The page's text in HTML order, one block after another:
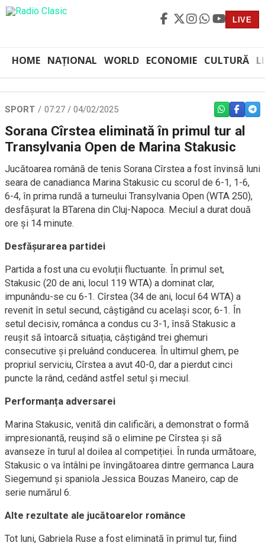
LIVE
HOME NAȚIONAL WORLD ECONOMIE CULTURĂ
SPORT 07:27 / 04/02/2025 WHATSAPP
Sorana Cîrstea eliminată în primul tur al
Transylvania Open de Marina Stakusic
Jucătoarea română de tenis Sorana Cîrstea a fost învinsă luni
seara de canadianca Marina Stakusic cu scorul de 6-1, 1-6,
6-4, în prima rundă a turneului Transylvania Open (WTA 250),
desfășurat la BTarena din Cluj-Napoca. Meciul a durat două
ore și 14 minute.
Desfășurarea partidei
Partida a fost una cu evoluții fluctuante. În primul set,
Stakusic (20 de ani, locul 119 WTA) a dominat clar,
impunându-se cu 6-1. Cîrstea (34 de ani, locul 64 WTA) a
revenit în setul secund, câștigând cu același scor, 6-1. În
setul decisiv, românca a condus cu 3-1, însă Stakusic a
reușit să întoarcă situația, câștigând trei ghemuri
consecutive și preluând conducerea. În ultimul ghem, pe
propriul serviciu, Cîrstea a avut 40-0, dar a pierdut cinci
puncte la rând, cedând astfel setul și meciul.
Performanța adversarei
Marina Stakusic, venită din calificări, a demonstrat o formă
impresionantă, reușind să o elimine pe Cîrstea și să
avanseze în turul al doilea al competiției. În runda următoare,
Stakusic o va întâlni pe învingătoarea dintre germanca Laura
Siegemund și spaniola Jessica Bouzas Maneiro, cap de
serie numărul 6.
Alte rezultate ale jucătoarelor românce
Tot luni, Gabriela Ruse a fost eliminată în primul tur, fiind